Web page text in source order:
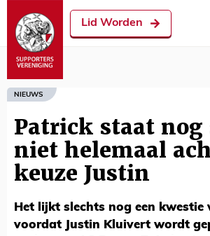
Lid Worden
NIEUWS
Patrick staat nog
niet helemaal
keuze Justin
Het lijkt slechts nog een kwestie
voordat Justin Kluivert wordt